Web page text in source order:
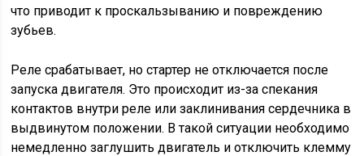
что приводит к проскальзыванию и повреждению
зубьев.
Реле срабатывает, но стартер не отключается после
запуска двигателя. Это происходит из-за спекания
контактов внутри реле или заклинивания сердечника в
выдвинутом положении. В такой ситуации необходимо
немедленно заглушить двигатель и отключить клемму